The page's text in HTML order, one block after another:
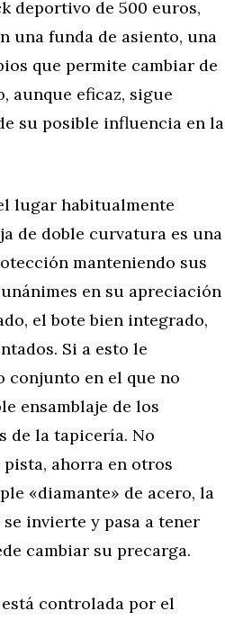
deportivo de 500 euros,
una funda de asiento, una
que permite cambiar de
aunque eficaz, sigue
su posible influencia en la
lugar habitualmente
de doble curvatura es una
manteniendo sus
en su apreciación
el bote bien integrado,
Si a esto le
conjunto en el que no
ensamblaje de los
de la tapicería. No
pista, ahorra en otros
«diamante» de acero, la
invierte y pasa a tener
cambiar su precarga.
controlada por el